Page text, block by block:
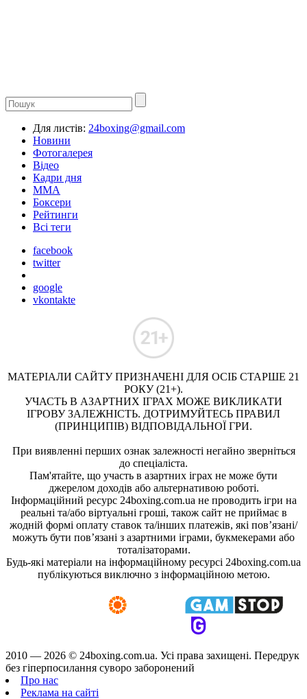
Для листів: 24boxing@gmail.com
Новини
Фотогалерея
Відео
Кадри дня
ММА
Боксери
Рейтинги
Всі теги
facebook
twitter
google
vkontakte
МАТЕРІАЛИ САЙТУ ПРИЗНАЧЕНІ ДЛЯ ОСІБ СТАРШЕ 21
РОКУ (21+).
УЧАСТЬ В АЗАРТНИХ ІГРАХ МОЖЕ ВИКЛИКАТИ
ІГРОВУ ЗАЛЕЖНІСТЬ. ДОТРИМУЙТЕСЬ ПРАВИЛ
(ПРИНЦИПІВ) ВІДПОВІДАЛЬНОЇ ГРИ.
При виявленні перших ознак залежності негайно зверніться
до спеціаліста.
Пам'ятайте, що участь в азартних іграх не може бути
джерелом доходів або альтернативою роботі.
Інформаційний ресурс 24boxing.com.ua не проводить ігри на
реальні та/або віртуальні гроші, також сайт не приймає в
жодній формі оплату ставок та/інших платежів, які пов’язані/
можуть бути пов’язані з азартними іграми, букмекерами або
тоталізаторами.
Будь-які матеріали на інформаційному ресурсі 24boxing.com.ua
публікуються виключно з інформаційною метою.
2010 — 2026 © 24boxing.com.ua. Усi права захищенi. Передрук
без гіперпосилання суворо заборонений
Про нас
Реклама на сайті